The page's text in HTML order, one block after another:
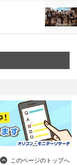
このページのトップへ